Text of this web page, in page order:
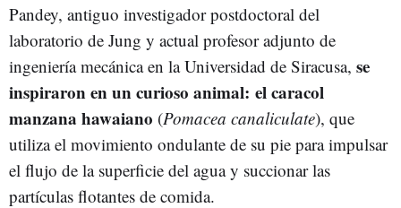
Pandey, antiguo investigador postdoctoral del
laboratorio de Jung y actual profesor adjunto de
ingeniería mecánica en la Universidad de Siracusa, se
inspiraron en un curioso animal: el caracol
manzana hawaiano (Pomacea canaliculate), que
utiliza el movimiento ondulante de su pie para impulsar
el flujo de la superficie del agua y succionar las
partículas flotantes de comida.